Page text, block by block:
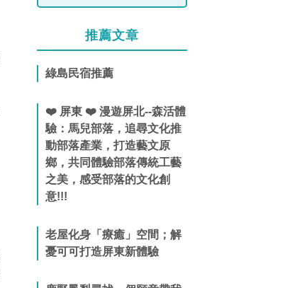
推薦文章
綠島民宿推薦
❤️ 屏東 ❤️ 漫遊屏北--森活體
驗：馬兒部落，追尋文化推
動部落產業，打造藝文原
鄉，共同體驗部落傳統工藝
之美，感受部落的文化創
意!!!
老屋化身「療癒」空間；解
憂可可打造屏東新體驗